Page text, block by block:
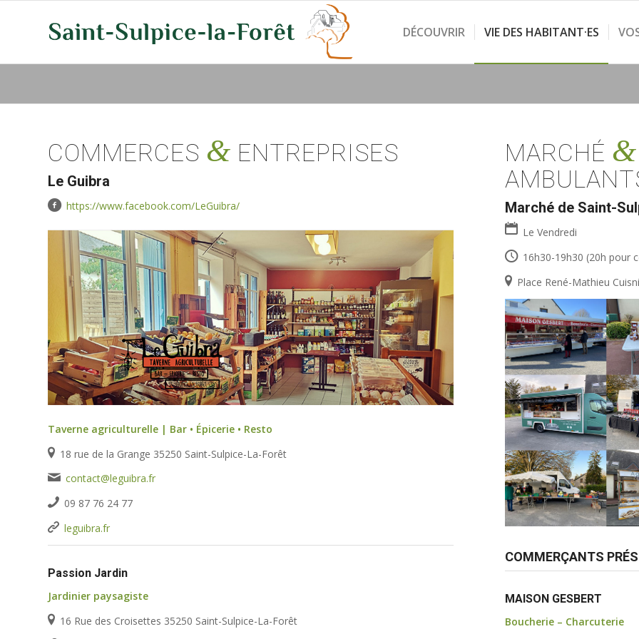
DÉCOUVRIR VIE DES HABITANT·ES
COMMERCES & ENTREPRISES
Le Guibra
https://www.facebook.com/LeGuibra/
Taverne agriculturelle | Bar • Épicerie • Resto
18 rue de la Grange 35250 Saint-Sulpice-La-Forêt
contact@leguibra.fr
09 87 76 24 77
leguibra.fr
Passion Jardin
Jardinier paysagiste
16 Rue des Croisettes 35250 Saint-Sulpice-La-Forêt
MARCHÉ &
Marché de Saint-
Le Vendredi
16h30-19h30 (20h pour
Place René-Mathieu
COMMERÇANTS
MAISON GESBERT
Boucherie – Charcuterie